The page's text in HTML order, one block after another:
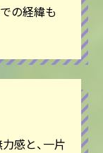
の経緯も
感と、一片